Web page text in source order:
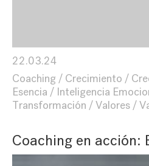
22.03.24
Coaching
Crecimiento
Esencia
Inteligencia
Transformación
Valores
Coaching en acción: